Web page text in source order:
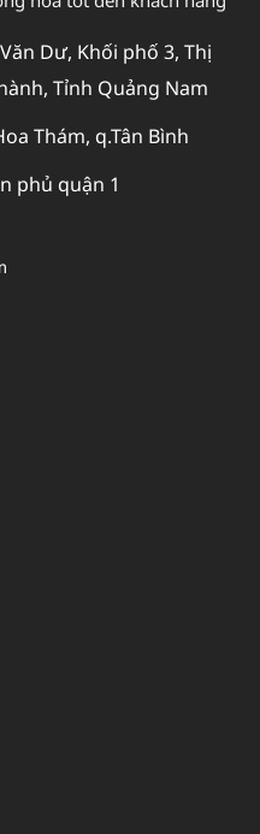
Dư, Khối phố 3, Thị
Tỉnh Quảng Nam
Thám, q.Tân Bình
phủ quận 1